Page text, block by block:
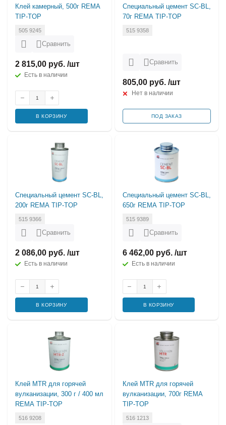
Клей камерный, 500г REMA
TIP-TOP
505 9245
Сравнить
2 815,00 руб. /шт
Есть в наличии
В КОРЗИНУ
Специальный цемент SC-BL,
70г REMA TIP-TOP
515 9358
Сравнить
805,00 руб. /шт
Нет в наличии
ПОД ЗАКАЗ
Специальный цемент SC-BL,
200г REMA TIP-TOP
515 9366
Сравнить
2 086,00 руб. /шт
Есть в наличии
В КОРЗИНУ
Специальный цемент SC-BL,
650г REMA TIP-TOP
515 9389
Сравнить
6 462,00 руб. /шт
Есть в наличии
В КОРЗИНУ
Клей MTR для горячей
вулканизации, 300 г / 400 мл
REMA TIP-TOP
516 9208
Клей MTR для горячей
вулканизации, 700г REMA
TIP-TOP
516 1213